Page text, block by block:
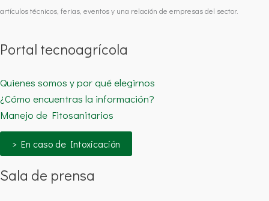
artículos técnicos, ferias, eventos y una relación de empresas del sector.
Portal tecnoagrícola
Quienes somos y por qué elegirnos
¿Cómo encuentras la información?
Manejo de Fitosanitarios
> En caso de Intoxicación
Sala de prensa